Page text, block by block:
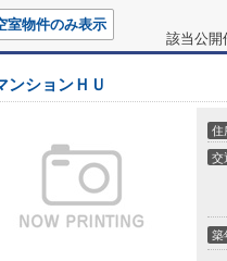
室物件のみ表示
該当公開
ンションＨＵ
住
交
築